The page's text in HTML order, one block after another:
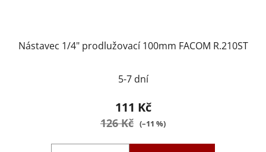
Nástavec 1/4" prodlužovací 100mm FACOM R.210ST
5-7 dní
111 Kč
126 Kč (–11 %)